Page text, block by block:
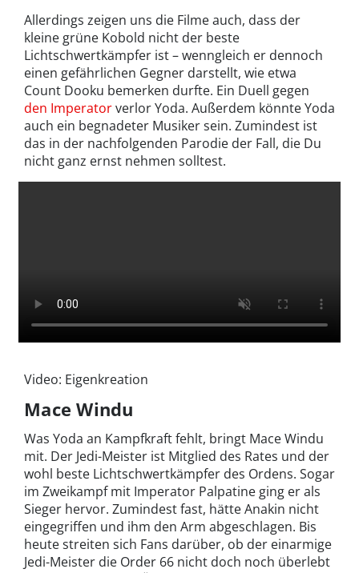
Allerdings zeigen uns die Filme auch, dass der
kleine grüne Kobold nicht der beste
Lichtschwertkämpfer ist – wenngleich er dennoch
einen gefährlichen Gegner darstellt, wie etwa
Count Dooku bemerken durfte. Ein Duell gegen
den Imperatorverlor Yoda. Außerdem könnte Yoda
auch ein begnadeter Musiker sein. Zumindest ist
das in der nachfolgenden Parodie der Fall, die Du
nicht ganz ernst nehmen solltest.
Video: Eigenkreation
Mace Windu
Was Yoda an Kampfkraft fehlt, bringt Mace Windu
mit. Der Jedi-Meister ist Mitglied des Rates und der
wohl beste Lichtschwertkämpfer des Ordens. Sogar
im Zweikampf mit Imperator Palpatine ging er als
Sieger hervor. Zumindest fast, hätte Anakin nicht
eingegriffen und ihm den Arm abgeschlagen. Bis
heute streiten sich Fans darüber, ob der einarmige
Jedi-Meister die Order 66 nicht doch noch überlebt